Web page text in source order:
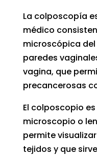
La colposcopía
médico
microscópica
paredes
vagina, que
precancerosas
El colposcopio
microscopio o
permite
tejidos y que